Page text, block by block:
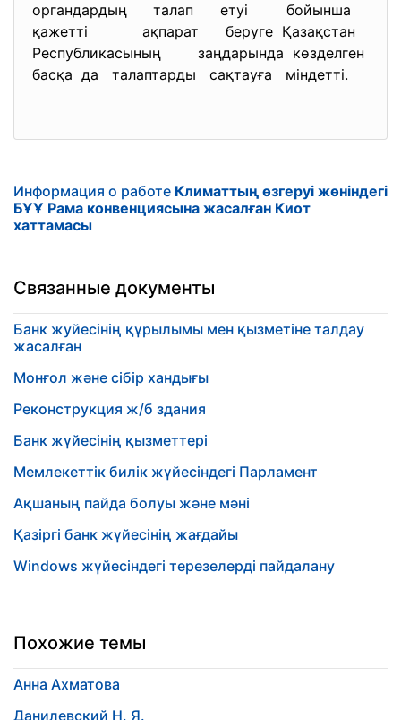
органдардың талап етуі бойынша
қажетті ақпарат беруге Қазақстан
Республикасының заңдарында көзделген
басқа да талаптарды сақтауға міндетті.
Информация о работе Климаттың өзгеруі жөніндегі
БҰҰ Рама конвенциясына жасалған Киот
хаттамасы
Связанные документы
Банк жуйесінің құрылымы мен қызметіне талдау
жасалған
Монғол және сібір хандығы
Реконструкция ж/б здания
Банк жүйесінің қызметтері
Мемлекеттік билік жүйесіндегі Парламент
Ақшаның пайда болуы және мәні
Қазіргі банк жүйесінің жағдайы
Windows жүйесіндегі терезелерді пайдалану
Похожие темы
Анна Ахматова
Данилевский Н. Я.